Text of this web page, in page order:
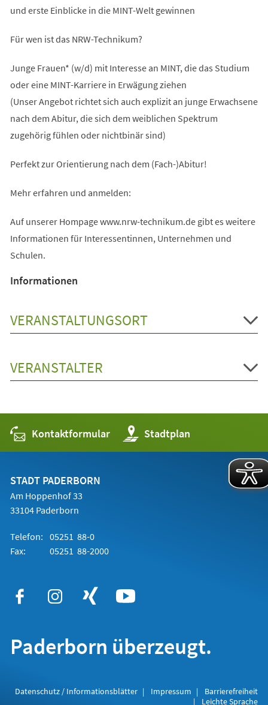
und erste Einblicke in die MINT-Welt gewinnen
Für wen ist das NRW-Technikum?
Junge Frauen* (w/d) mit Interesse an MINT, die das Studium
oder eine MINT-Karriere in Erwägung ziehen
(Unser Angebot richtet sich auch explizit an junge Erwachsene
nach dem Abitur, die sich dem weiblichen Spektrum
zugehörig fühlen oder nichtbinär sind)
Perfekt zur Orientierung nach dem (Fach-)Abitur!
Mehr erfahren und anmelden:
Auf unserer Hompage www.nrw-technikum.de gibt es weitere
Informationen für Interessentinnen, Unternehmen und
Schulen.
Informationen
VERANSTALTUNGSORT
VERANSTALTER
Kontaktformular Stadtplan
(Öffnet
in
einem
STADT PADERBORN
Am Hoppenhof 33
33104 Paderborn
Telefon: 05251 88-0
Fax:
05251 88-2000
Paderborn überzeugt.
Datenschutz / Informationsblätter Impressum
Barrierefreiheit
Leichte Sprache